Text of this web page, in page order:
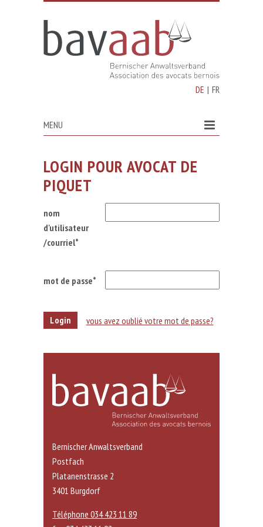
DE | FR
MENU
LOGIN POUR AVOCAT DE
PIQUET
nom
d'utilisateur
/courriel*
mot de passe*
vous avez oublié votre mot de passe?
Bernischer Anwaltsverband
Postfach
Platanenstrasse 2
3401 Burgdorf
Téléphone 034 423 11 89